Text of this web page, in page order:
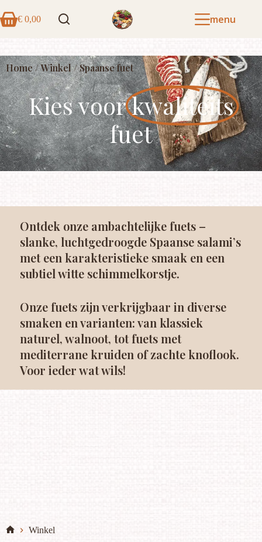
€ 0,00 menu
Home/Winkel/ Spaanse fuet
Kies voorkwaliteits
fuet
Ontdek onze ambachtelijke fuets –
slanke, luchtgedroogde Spaanse salami’s
met een karakteristieke smaak en een
subtiel witte schimmelkorstje.
Onze fuets zijn verkrijgbaar in diverse
smaken en varianten: van klassiek
naturel, walnoot, tot fuets met
mediterrane kruiden of zachte knoflook.
Voor ieder wat wils!
Winkel